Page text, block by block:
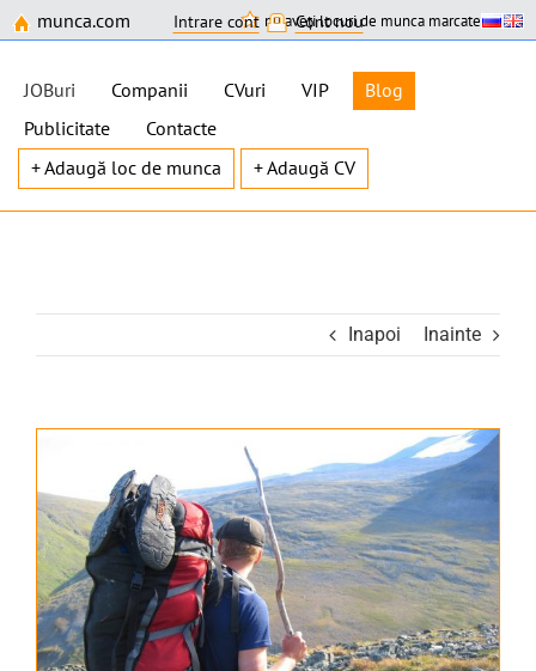
munca.com Intrare cont Cont nou
nu aveți locuri de munca marcate
JOBuri Companii CVuri VIP
Blog
Publicitate
Contacte
+ Adaugă loc de munca
+ Adaugă CV
content
Inapoi Inainte
Image